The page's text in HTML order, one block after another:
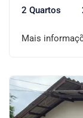
2 Quartos
Mais